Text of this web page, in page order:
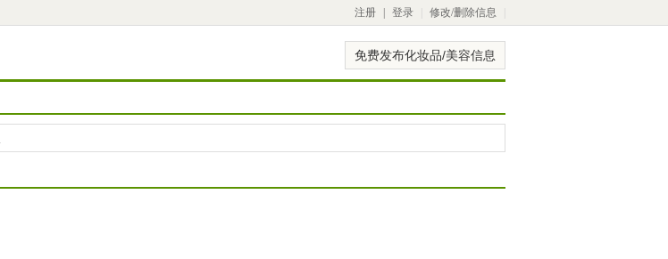
注册 登录 修改/删除信息
免费发布化妆品/美容信息